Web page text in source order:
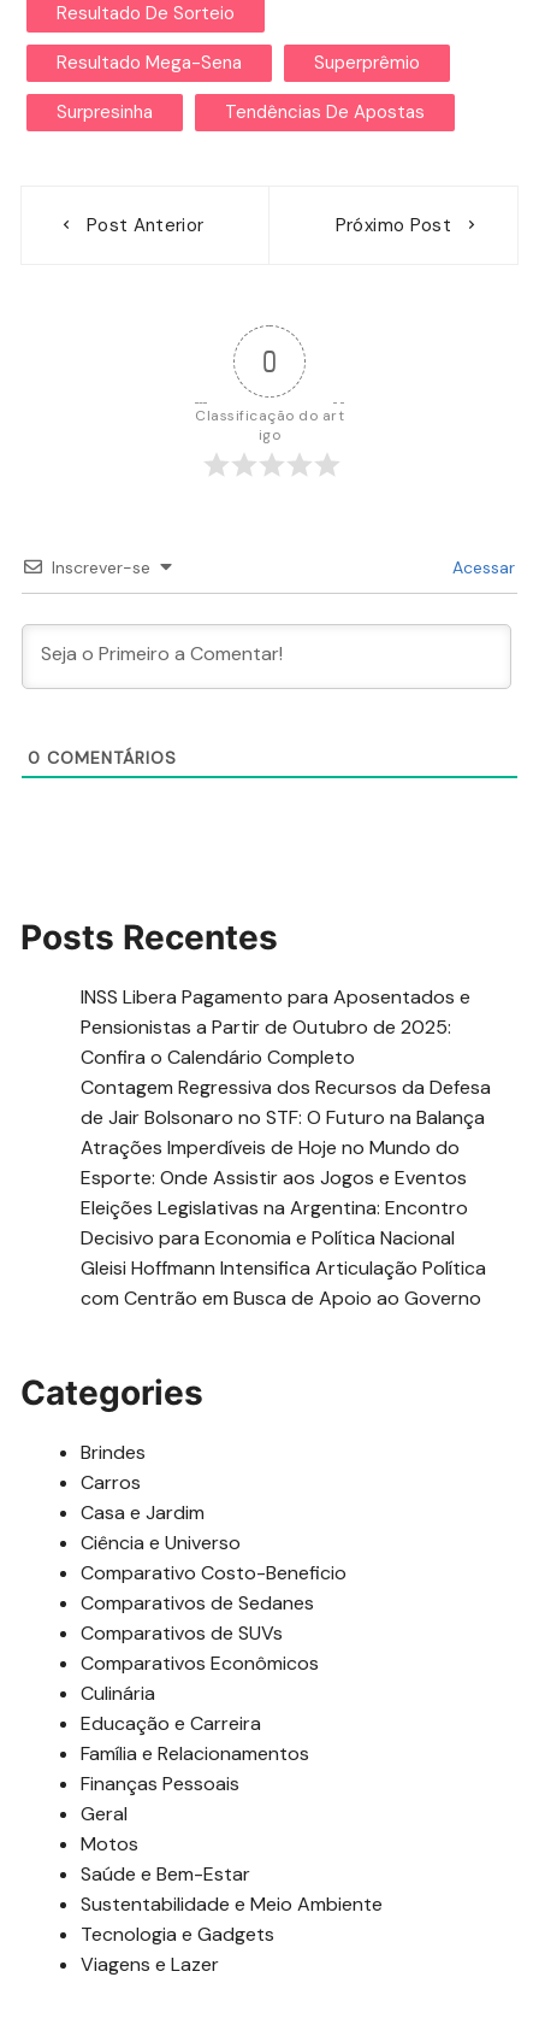
Resultado De Sorteio
Resultado Mega-Sena Superprêmio
Surpresinha Tendências De Apostas
Post Anterior Próximo Post
0
Classificação do art
igo
Inscrever-se Acessar
0 COMENTÁRIOS
Posts Recentes
INSS Libera Pagamento para Aposentados e
Pensionistas a Partir de Outubro de 2025:
Confira o Calendário Completo
Contagem Regressiva dos Recursos da Defesa
de Jair Bolsonaro no STF: O Futuro na Balança
Atrações Imperdíveis de Hoje no Mundo do
Esporte: Onde Assistir aos Jogos e Eventos
Eleições Legislativas na Argentina: Encontro
Decisivo para Economia e Política Nacional
Gleisi Hoffmann Intensifica Articulação Política
com Centrão em Busca de Apoio ao Governo
Categories
Brindes
Carros
Casa e Jardim
Ciência e Universo
Comparativo Costo-Beneficio
Comparativos de Sedanes
Comparativos de SUVs
Comparativos Econômicos
Culinária
Educação e Carreira
Família e Relacionamentos
Finanças Pessoais
Geral
Motos
Saúde e Bem-Estar
Sustentabilidade e Meio Ambiente
Tecnologia e Gadgets
Viagens e Lazer